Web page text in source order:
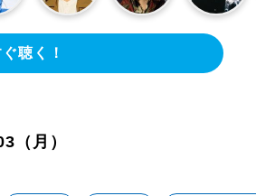
聴く！
（月）